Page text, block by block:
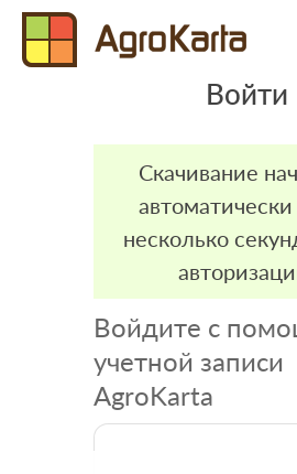
Войти
Скачивание
автоматически
несколько
Войдите с
учетной записи
AgroKarta